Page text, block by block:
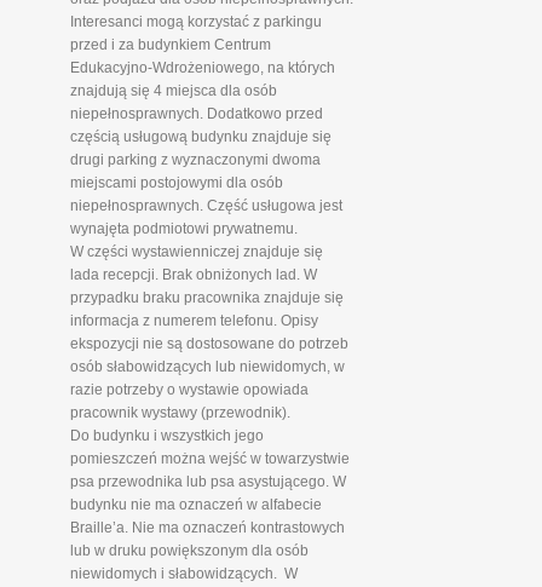
Interesanci mogą korzystać z parkingu
przed i za budynkiem Centrum
Edukacyjno-Wdrożeniowego, na których
znajdują się 4 miejsca dla osób
niepełnosprawnych. Dodatkowo przed
częścią usługową budynku znajduje się
drugi parking z wyznaczonymi dwoma
miejscami postojowymi dla osób
niepełnosprawnych. Część usługowa jest
wynajęta podmiotowi prywatnemu.
W części wystawienniczej znajduje się
lada recepcji. Brak obniżonych lad. W
przypadku braku pracownika znajduje się
informacja z numerem telefonu. Opisy
ekspozycji nie są dostosowane do potrzeb
osób słabowidzących lub niewidomych, w
razie potrzeby o wystawie opowiada
pracownik wystawy (przewodnik).
Do budynku i wszystkich jego
pomieszczeń można wejść w towarzystwie
psa przewodnika lub psa asystującego. W
budynku nie ma oznaczeń w alfabecie
Braille’a. Nie ma oznaczeń kontrastowych
lub w druku powiększonym dla osób
niewidomych i słabowidzących. W